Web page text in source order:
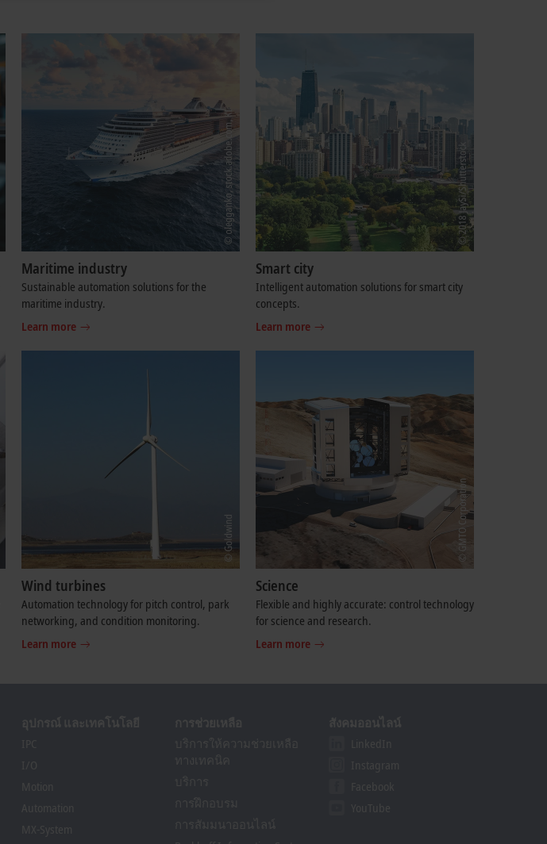
Maritime industry
Sustainable automation solutions for the
maritime industry.
Learn more
Smart city
Intelligent automation solutions for smart city
concepts.
Learn more
Wind turbines
Automation technology for pitch control, park
networking, and condition monitoring.
Learn more
Science
Flexible and highly accurate: control technology
for science and research.
Learn more